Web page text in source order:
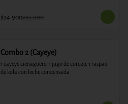
$24.900$35.900
Combo 2 (Cayeye)
1 cayeye cienaguero, 1 jugo de corozo, 1 raspao
de kola con leche condensada